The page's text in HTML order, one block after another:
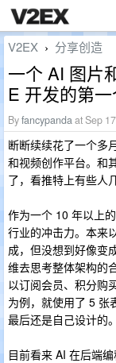
V2EX › 分享创造
一个 AI 图片
E 开发的第
Byfancypandaat Sep
断断续续花了一个多
和视频创作平台。和
了，看推特上有些人
作为一个 10 年以上
行业的冲击力。本来
成，但没想到好像变
维去思考整体架构的
以订阅会员、积分购
为例，就使用了 5 张
最后还是自己设计的。
目前看来 AI 在后端